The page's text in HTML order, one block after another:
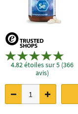
4.82 étoiles sur 5 (366
avis)